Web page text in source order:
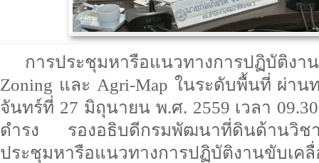
การประชุมหารือแนวทางการปฏิบัติง
Zoning และ Agri-Map ในระดับพื้นที่ ผ่าน
จันทร์ที่ 27 มิถุนายน พ.ศ. 2559 เวลา
ดำรง รองอธิบดีกรมพัฒนาที่ดินด้านวิช
ประชุมหารือแนวทางการปฏิบัติงานขับเค